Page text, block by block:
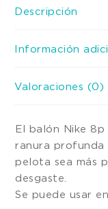
Descripción
Información
Valoraciones (0)
El balón Nike
ranura
pelota sea más
desgaste.
Se puede usar